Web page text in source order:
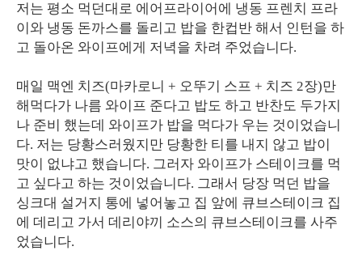
저는 평소 먹던대로 에어프라이어에 냉동 프렌치 프라
이와 냉동 돈까스를 돌리고 밥을 한컵반 해서 인턴을 하
고 돌아온 와이프에게 저녁을 차려 주었습니다.
매일 맥엔 치즈(마카로니 + 오뚜기 스프 + 치즈 2장)만
해먹다가 나름 와이프 준다고 밥도 하고 반찬도 두가지
나 준비 했는데 와이프가 밥을 먹다가 우는 것이었습니
다. 저는 당황스러웠지만 당황한 티를 내지 않고 밥이
맛이 없냐고 했습니다. 그러자 와이프가 스테이크를 먹
고 싶다고 하는 것이었습니다. 그래서 당장 먹던 밥을
싱크대 설거지 통에 넣어놓고 집 앞에 큐브스테이크 집
에 데리고 가서 데리야끼 소스의 큐브스테이크를 사주
었습니다.